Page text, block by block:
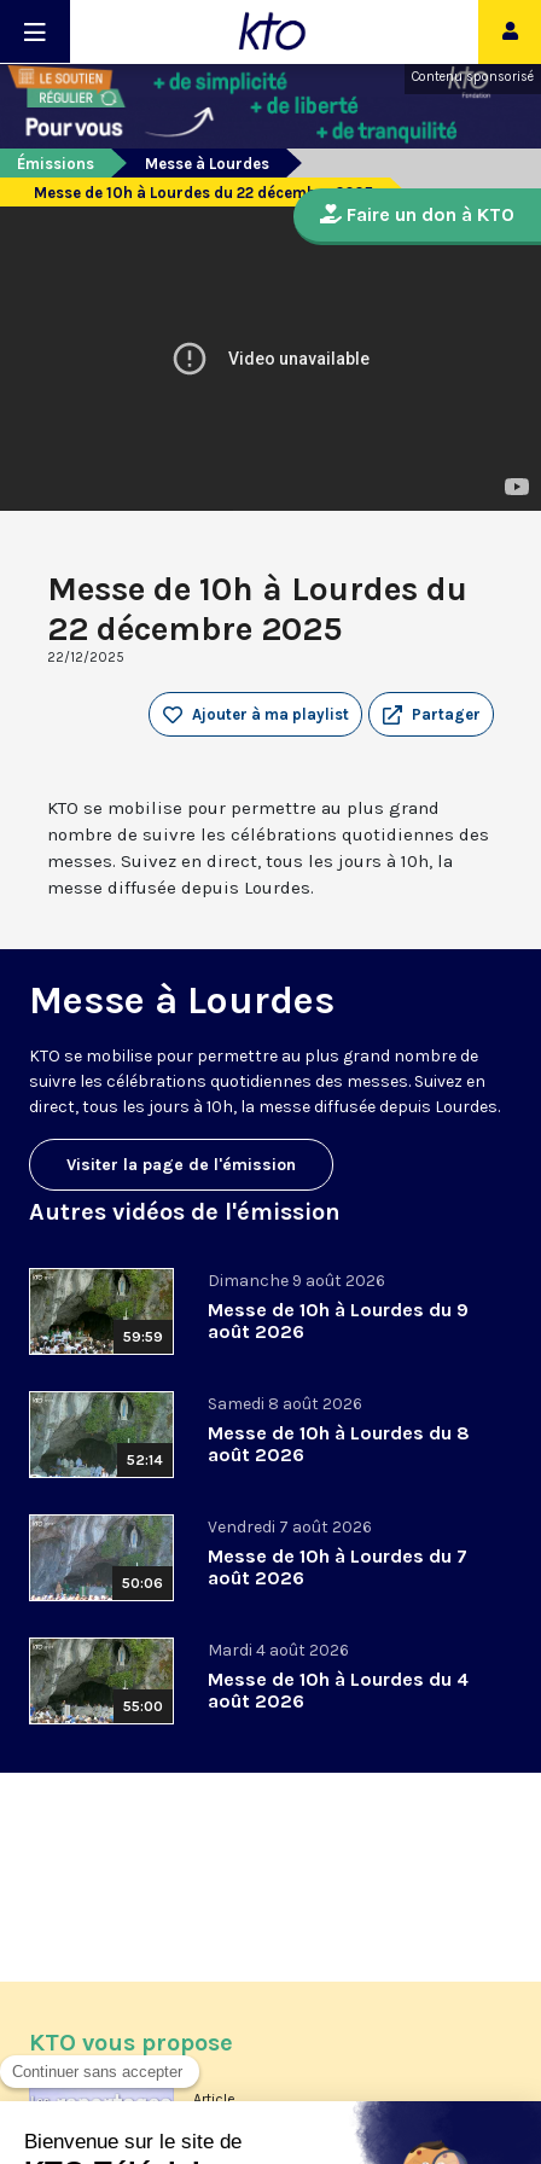
Contenu sponsorisé
Émissions
Messe à Lourdes
Messe de 10h à Lourdes du 22 décembre 2025
Messe de 10h à Lourdes du
22 décembre 2025
22/12/2025
Partager
Ajouter à ma playlist
KTO se mobilise pour permettre au plus grand
nombre de suivre les célébrations quotidiennes des
messes. Suivez en direct, tous les jours à 10h, la
messe diffusée depuis Lourdes.
Messe à Lourdes
KTO se mobilise pour permettre au plus grand nombre de
suivre les célébrations quotidiennes des messes. Suivez en
direct, tous les jours à 10h, la messe diffusée depuis Lourdes.
Visiter la page de l'émission
Autres vidéos de l'émission
59:59
Dimanche 9 août 2026
Messe de 10h à Lourdes du 9
août 2026
52:14
Samedi 8 août 2026
Messe de 10h à Lourdes du 8
août 2026
50:06
Vendredi 7 août 2026
Messe de 10h à Lourdes du 7
août 2026
55:00
Mardi 4 août 2026
Messe de 10h à Lourdes du 4
août 2026
Faire un don à KTO
KTO vous propose
Article
Les reportages d'été 2026 de KTO